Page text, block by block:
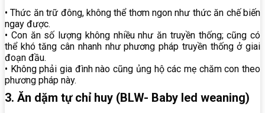
• Thức ăn trữ đông, không thể thơm ngon như thức ăn chế biến
ngay được.
• Con ăn số lượng không nhiều như ăn truyền thống; cũng có
thể khó tăng cân nhanh như phương pháp truyền thống ở giai
đoạn đầu.
• Không phải gia đình nào cũng ủng hộ các mẹ chăm con theo
phương pháp này.
3. Ăn dặm tự chỉ huy (BLW- Baby led weaning)